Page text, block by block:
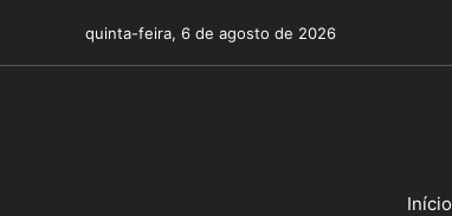
o
quinta-feira, 6 de agosto de 2026
Início